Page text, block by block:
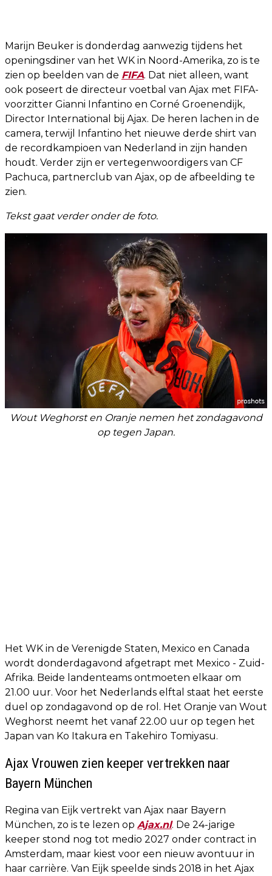
Marijn Beuker is donderdag aanwezig tijdens het
openingsdiner van het WK in Noord-Amerika, zo is te
zien op beelden van de FIFA. Dat niet alleen, want
ook poseert de directeur voetbal van Ajax met FIFA-
voorzitter Gianni Infantino en Corné Groenendijk,
Director International bij Ajax. De heren lachen in de
camera, terwijl Infantino het nieuwe derde shirt van
de recordkampioen van Nederland in zijn handen
houdt. Verder zijn er vertegenwoordigers van CF
Pachuca, partnerclub van Ajax, op de afbeelding te
zien.
Tekst gaat verder onder de foto.
Wout Weghorst en Oranje nemen het zondagavond
op tegen Japan.
Het WK in de Verenigde Staten, Mexico en Canada
wordt donderdagavond afgetrapt met Mexico - Zuid-
Afrika. Beide landenteams ontmoeten elkaar om
21.00 uur. Voor het Nederlands elftal staat het eerste
duel op zondagavond op de rol. Het Oranje van Wout
Weghorst neemt het vanaf 22.00 uur op tegen het
Japan van Ko Itakura en Takehiro Tomiyasu.
Ajax Vrouwen zien keeper vertrekken naar
Bayern München
Regina van Eijk vertrekt van Ajax naar Bayern
München, zo is te lezen op Ajax.nl. De 24-jarige
keeper stond nog tot medio 2027 onder contract in
Amsterdam, maar kiest voor een nieuw avontuur in
haar carrière. Van Eijk speelde sinds 2018 in het Ajax